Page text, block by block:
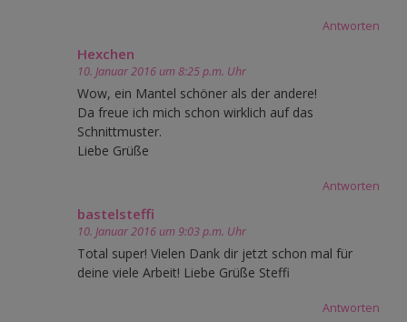
Antworten
Hexchen
10. Januar 2016 um 8:25 p.m. Uhr
Wow, ein Mantel schöner als der andere!
Da freue ich mich schon wirklich auf das
Schnittmuster.
Liebe Grüße
Antworten
bastelsteffi
10. Januar 2016 um 9:03 p.m. Uhr
Total super! Vielen Dank dir jetzt schon mal für
deine viele Arbeit! Liebe Grüße Steffi
Antworten